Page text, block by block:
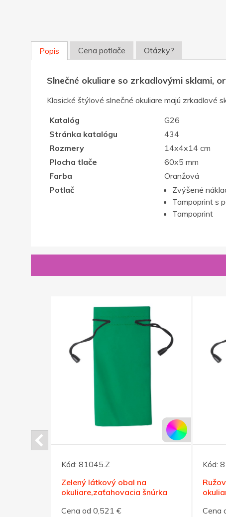
Popis Cena potlače Otázky?
Slnečné okuliare so zrkadlovými sklami,
Klasické štýlové slnečné okuliare majú zrkadlové
Katalóg
G26
Stránka katalógu
434
Rozmery
14x4x14 cm
Plocha tlače
60x5 mm
Farba
Oranžová
Potlač
Zvýšené
Tampoprint s
Tampoprint
Kód: 81045.Z
Zelený látkový obal na
okuliare,zaťahovacia šnúrka
Cena od 0,521 €
Kód:
Cena